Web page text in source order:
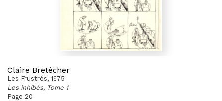
Claire Bretécher
Les Frustrés, 1975
Les inhibés, Tome 1
Page 20